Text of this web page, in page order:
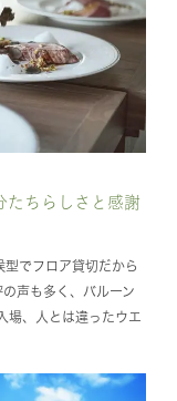
たちらしさと感謝
型でフロア貸切だから
声も多く、バルーン
場、人とは違ったウエ